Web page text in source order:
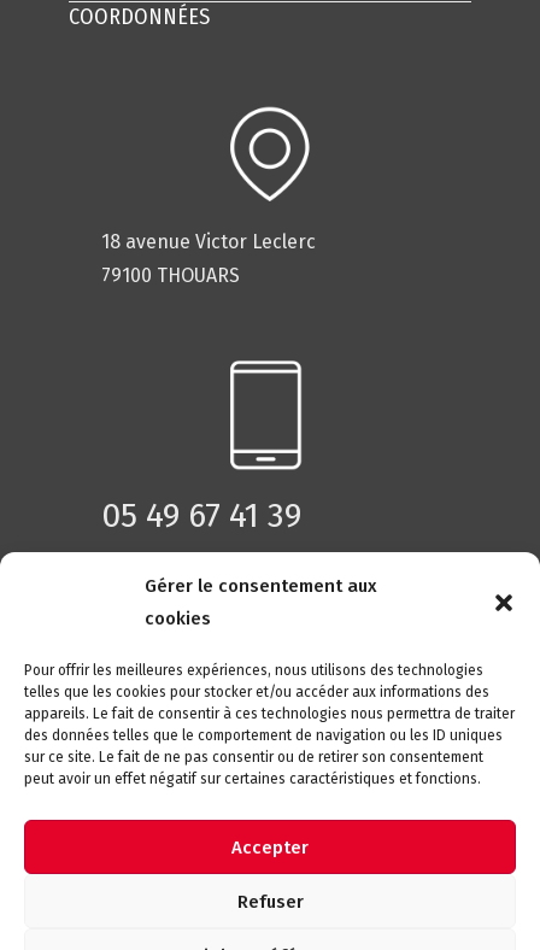
Gérer le consentement aux
cookies
Pour offrir les meilleures expériences, nous utilisons des technologies
telles que les cookies pour stocker et/ou accéder aux informations des
appareils. Le fait de consentir à ces technologies nous permettra de traiter
des données telles que le comportement de navigation ou les ID uniques
sur ce site. Le fait de ne pas consentir ou de retirer son consentement
peut avoir un effet négatif sur certaines caractéristiques et fonctions.
Accepter
Refuser
COORDONNÉES
18 avenue Victor Leclerc
79100 THOUARS
05 49 67 41 39
Contactez-nous par email
CONTACT FACEBOOK INSTAGRAM